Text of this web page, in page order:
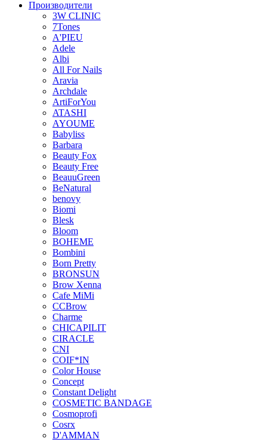
Производители
3W CLINIC
7Tones
A'PIEU
Adele
Albi
All For Nails
Aravia
Archdale
ArtiForYou
ATASHI
AYOUME
Babyliss
Barbara
Beauty Fox
Beauty Free
BeauuGreen
BeNatural
benovy
Biomi
Blesk
Bloom
BOHEME
Bombini
Born Pretty
BRONSUN
Brow Xenna
Cafe MiMi
CCBrow
Charme
CHICAPILIT
CIRACLE
CNI
COIF*IN
Color House
Concept
Constant Delight
COSMETIC BANDAGE
Cosmoprofi
Cosrx
D'AMMAN